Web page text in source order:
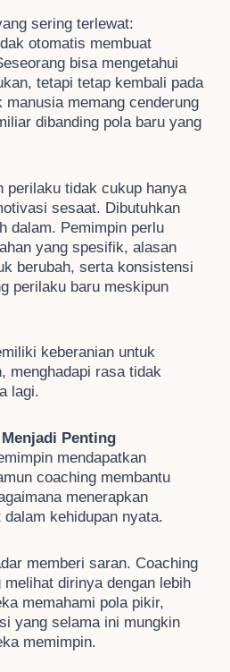
sering terlewat:
otomatis membuat
bisa mengetahui
tetapi tetap kembali pada
manusia memang cenderung
dibanding pola baru yang
perilaku tidak cukup hanya
sesaat. Dibutuhkan
dalam. Pemimpin perlu
yang spesifik, alasan
berubah, serta konsistensi
perilaku baru meskipun
keberanian untuk
menghadapi rasa tidak
lagi.
Penting
mendapatkan
coaching membantu
menerapkan
kehidupan nyata.
memberi saran. Coaching
dirinya dengan lebih
memahami pola pikir,
yang selama ini mungkin
memimpin.